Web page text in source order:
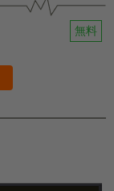
無料